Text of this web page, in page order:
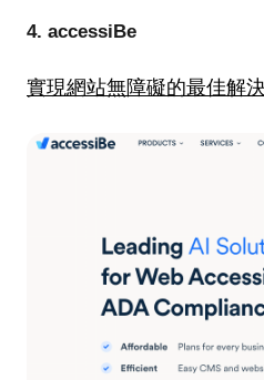
4. accessiBe
實現網站無障礙的最佳解